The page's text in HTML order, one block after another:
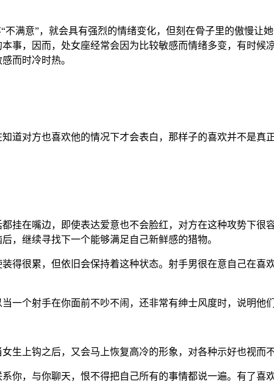
满意”，就会具有强烈的情绪变化，但刻在骨子里的傲慢让
事，因而，处女座经常会因为比较敏感而情绪多变，有时候
而时冷时热。
道对方也喜欢他的情况下才会表白，那样子的喜欢并不是真
挂在嘴边，即使表达爱意也不会脸红，对方在这种攻势下很
，继续寻找下一个能够满足自己新鲜感的猎物。
得很累，但依旧会保持着这种状态。射手男很在意自己在喜
一个射手在你面前不吵不闹，还非常有绅士风度时，说明他
生上钩之后，又会马上恢复高冷的形象，对各种示好也视而
你，与你聊天，恨不得把自己所有的事情都说一遍。有了喜